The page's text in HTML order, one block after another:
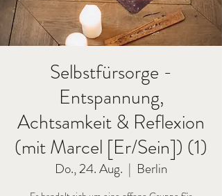
Selbstfürsorge -
Entspannung,
Achtsamkeit & Reflexion
(mit Marcel [Er/Sein]) (1)
Do., 24. Aug.
  |
Berlin